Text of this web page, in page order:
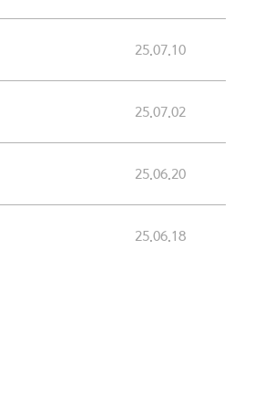
25.07.10
25.07.02
25.06.20
25.06.18